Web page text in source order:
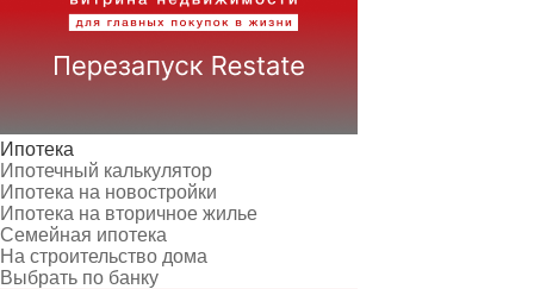
Ипотека
Ипотечный калькулятор
Ипотека на новостройки
Ипотека на вторичное жилье
Семейная ипотека
На строительство дома
Выбрать по банку